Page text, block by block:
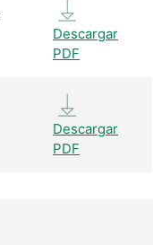
Descargar
PDF
Descargar
PDF